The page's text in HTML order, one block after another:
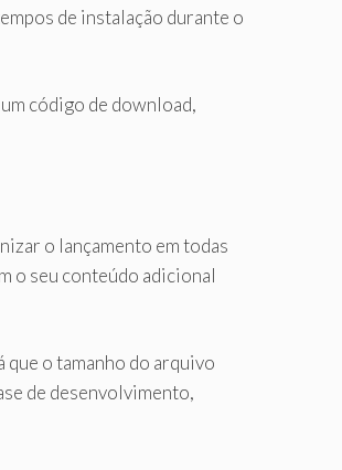
de instalação durante o
código de download,
o lançamento em todas
o seu conteúdo adicional
que o tamanho do arquivo
de desenvolvimento,